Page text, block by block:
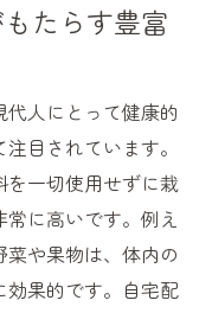
ーガニックメニ
の使い方ガイド
ティーの提案
食材の魅力
材の自宅配送が
たらす豊富
人にとって健康的
目されています。
一切使用せずに栽
に高いです。例え
や果物は、体内の
果的です。自宅配